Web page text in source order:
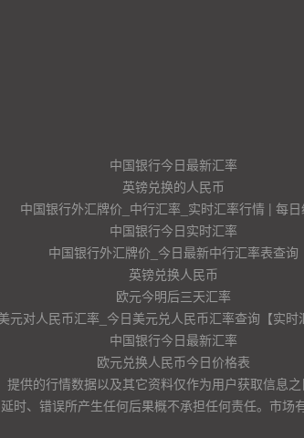
中国银行今日最新汇率
英镑兑换的人民币
中国银行外汇牌价_中行汇率_实时汇率行情 | 每
中国银行今日实时汇率
中国银行外汇牌价_今日最新中行汇率表查询
英镑兑换人民币
欧元今明后三天汇率
元对人民币汇率_今日美元兑人民币汇率查询【实时
中国银行今日最新汇率
欧元兑换人民币今日价格表
供的行情数据以及其它资料仅作为用户获取信息
时、错误所产生任何后果概不承担任何责任。市场